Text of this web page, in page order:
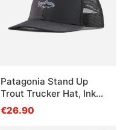
Patagonia Stand Up
Trout Trucker Hat, Ink
Black
€26.90